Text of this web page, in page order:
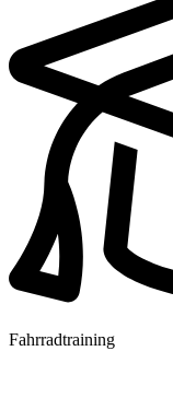
Fahrradtraining